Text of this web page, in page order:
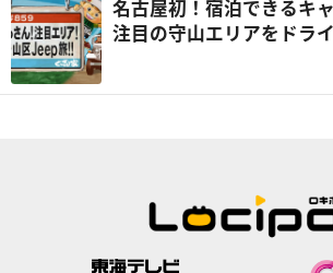
名古屋初！宿泊できるキ
注目の守山エリアをドラ